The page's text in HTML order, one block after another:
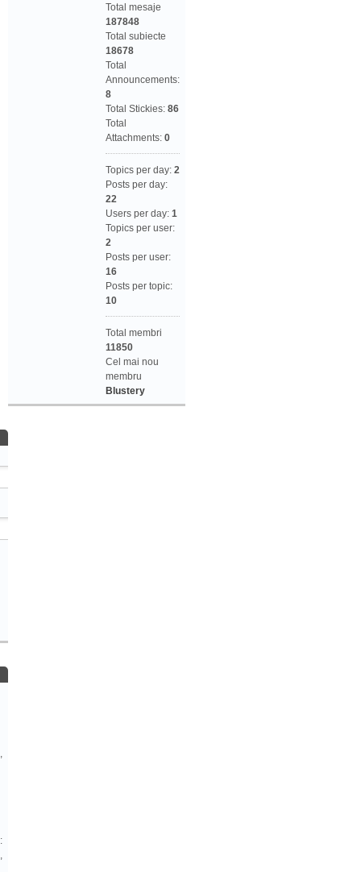
Total mesaje
187848
Total subiecte
18678
Total
Announcements:
8
Total Stickies: 86
Total
Attachments: 0
Topics per day: 2
Posts per day:
22
Users per day: 1
Topics per user:
2
Posts per user:
16
Posts per topic:
10
Total membri
11850
Cel mai nou
membru
Blustery
,